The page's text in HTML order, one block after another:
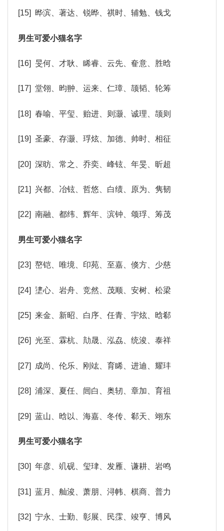
[15] 晔滨、著达、锐晔、祺时、辅勉、钱戈
男生可爱小猫名字
[16] 旻何、才耿、睎睿、云先、奞意、胜晗
[17] 堂翎、昀翀、运来、仁璋、颉韬、轮筹
[18] 春喻、平玺、贻进、则灏、诚理、颉则
[19] 圣豪、存灏、琈炫、加德、帅时、相征
[20] 深昉、常之、乔奕、峰铉、年旻、昕超
[21] 兴都、冶铉、哲悠、白绩、原为、隽韧
[22] 南融、都纬、辉年、滨钟、颂琈、筹茂
男生可爱小猫名字
[23] 嶅铠、唯境、印苑、至嘉、倏方、少慈
[24] 堻心、岩舟、竞然、茂顺、安树、松梁
[25] 来金、新昭、白序、任青、宇炫、晗郗
[26] 光至、霖杭、劥晟、泓劦、统浚、泰祥
[27] 成尚、伦乐、刚竑、育睎、进迪、耀玤
[28] 浦深、夏任、闿白、奥轫、章加、育祖
[29] 蓝山、晗以、海嘉、冬传、郗天、翊东
男生可爱小猫名字
[30] 年彦、竌砚、玺珒、发雁、谦耕、岩鸣
[31] 蓝月、舢浚、萧朋、浔帏、棋商、普力
[32] 宁永、士勤、彰展、民霂、竣亨、博风